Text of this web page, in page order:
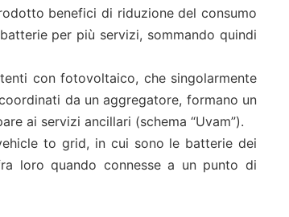
benefici di riduzione del consumo
per più servizi, sommando quindi
con fotovoltaico, che singolarmente
da un aggregatore, formano un
ai servizi ancillari (schema “Uvam”).
to grid, in cui sono le batterie dei
loro quando connesse a un punto di